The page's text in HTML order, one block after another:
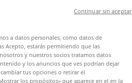
a datos personales, como datos de
Acepto, estarás permitiendo que las
y nuestros socios tratamos datos
y los anuncios que ves podrían dejar
tus opciones o retirar el
los propósitos» que aparece en el en la
Continuar sin aceptar